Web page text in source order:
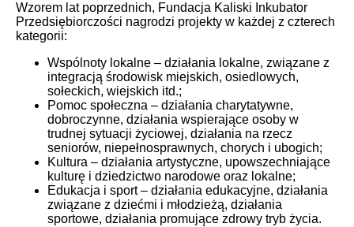
Wzorem lat poprzednich, Fundacja Kaliski Inkubator
Przedsiębiorczości nagrodzi projekty w każdej z czterech
kategorii:
Wspólnoty lokalne – działania lokalne, związane z
integracją środowisk miejskich, osiedlowych,
sołeckich, wiejskich itd.;
Pomoc społeczna – działania charytatywne,
dobroczynne, działania wspierające osoby w
trudnej sytuacji życiowej, działania na rzecz
seniorów, niepełnosprawnych, chorych i ubogich;
Kultura – działania artystyczne, upowszechniające
kulturę i dziedzictwo narodowe oraz lokalne;
Edukacja i sport – działania edukacyjne, działania
związane z dziećmi i młodzieżą, działania
sportowe, działania promujące zdrowy tryb życia.